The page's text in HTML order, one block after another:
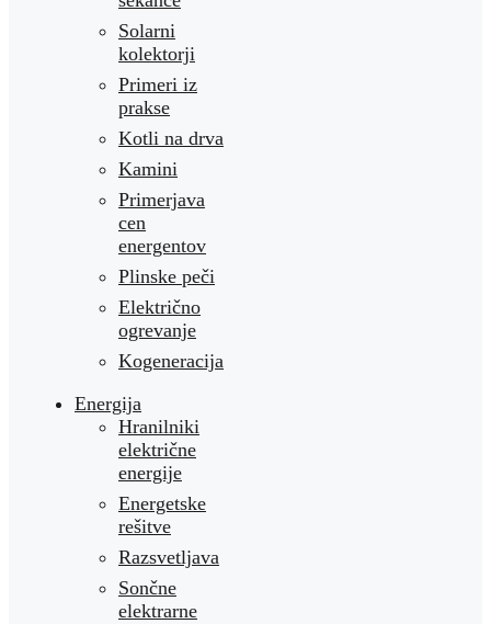
Solarni
kolektorji
Primeri iz
prakse
Kotli na drva
Kamini
Primerjava
cen
energentov
Plinske peči
Električno
ogrevanje
Kogeneracija
Energija
Hranilniki
električne
energije
Energetske
rešitve
Razsvetljava
Sončne
elektrarne